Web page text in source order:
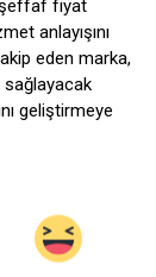
şeffaf fiyat
anlayışını
eden marka,
sağlayacak
geliştirmeye